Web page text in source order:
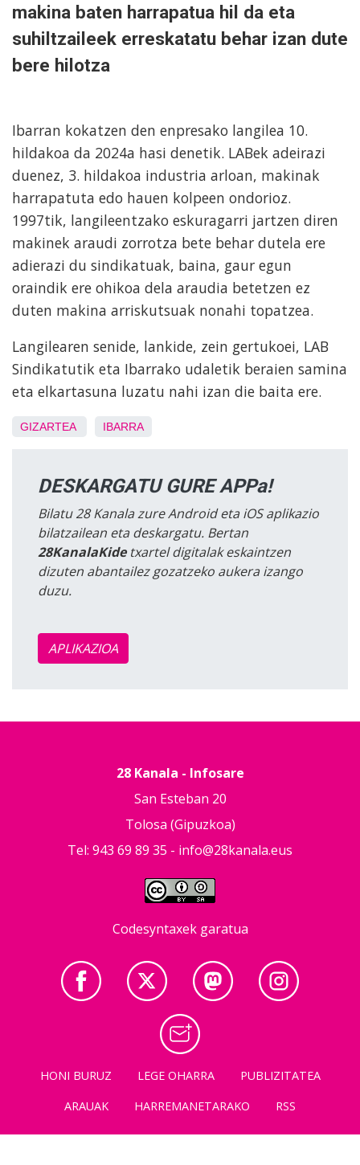
makina baten harrapatua hil da eta
suhiltzaileek erreskatatu behar izan dute
bere hilotza
Ibarran kokatzen den enpresako langilea 10.
hildakoa da 2024a hasi denetik. LABek adeirazi
duenez, 3. hildakoa industria arloan, makinak
harrapatuta edo hauen kolpeen ondorioz.
1997tik, langileentzako eskuragarri jartzen diren
makinek araudi zorrotza bete behar dutela ere
adierazi du sindikatuak, baina, gaur egun
oraindik ere ohikoa dela araudia betetzen ez
duten makina arriskutsuak nonahi topatzea.
Langilearen senide, lankide, zein gertukoei, LAB
Sindikatutik eta Ibarrako udaletik beraien samina
eta elkartasuna luzatu nahi izan die baita ere.
GIZARTEA IBARRA
DESKARGATU GURE APPa!
Bilatu 28 Kanala zure Android eta iOS aplikazio
bilatzailean eta deskargatu. Bertan
28KanalaKidetxartel digitalak eskaintzen
dizuten abantailez gozatzeko aukera izango
duzu.
APLIKAZIOA
28 Kanala - Infosare
San Esteban 20
Tolosa (Gipuzkoa)
Tel: 943 69 89 35 - info@28kanala.eus
Codesyntaxek garatua
HONI BURUZ LEGE OHARRA
PUBLIZITATEA
ARAUAK
HARREMANETARAKO RSS